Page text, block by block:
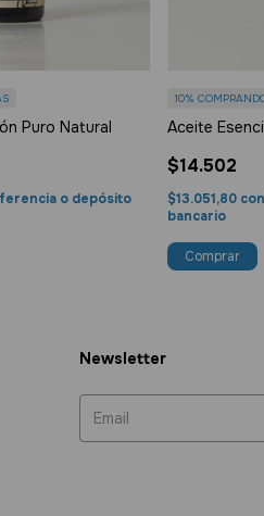
Puro Natural
o depósito
Aceite
$14.502
10%
$13.051,80 con
bancario
Newsletter